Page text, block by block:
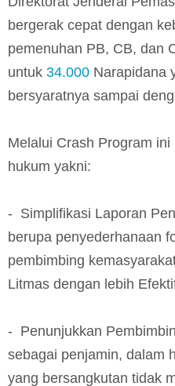
bergerak cepat dengan
pemenuhan PB, CB, dan
untuk 34.000 Narapidana
bersyaratnya sampai
Melalui Crash Program
hukum yakni:
- Simplifikasi Laporan
berupa penyederhanaan
pembimbing
Litmas dengan lebih
- Penunjukkan
sebagai penjamin, dalam
yang bersangkutan tidak